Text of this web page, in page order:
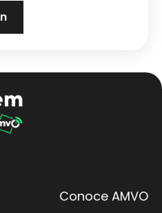
Conoce AMVO